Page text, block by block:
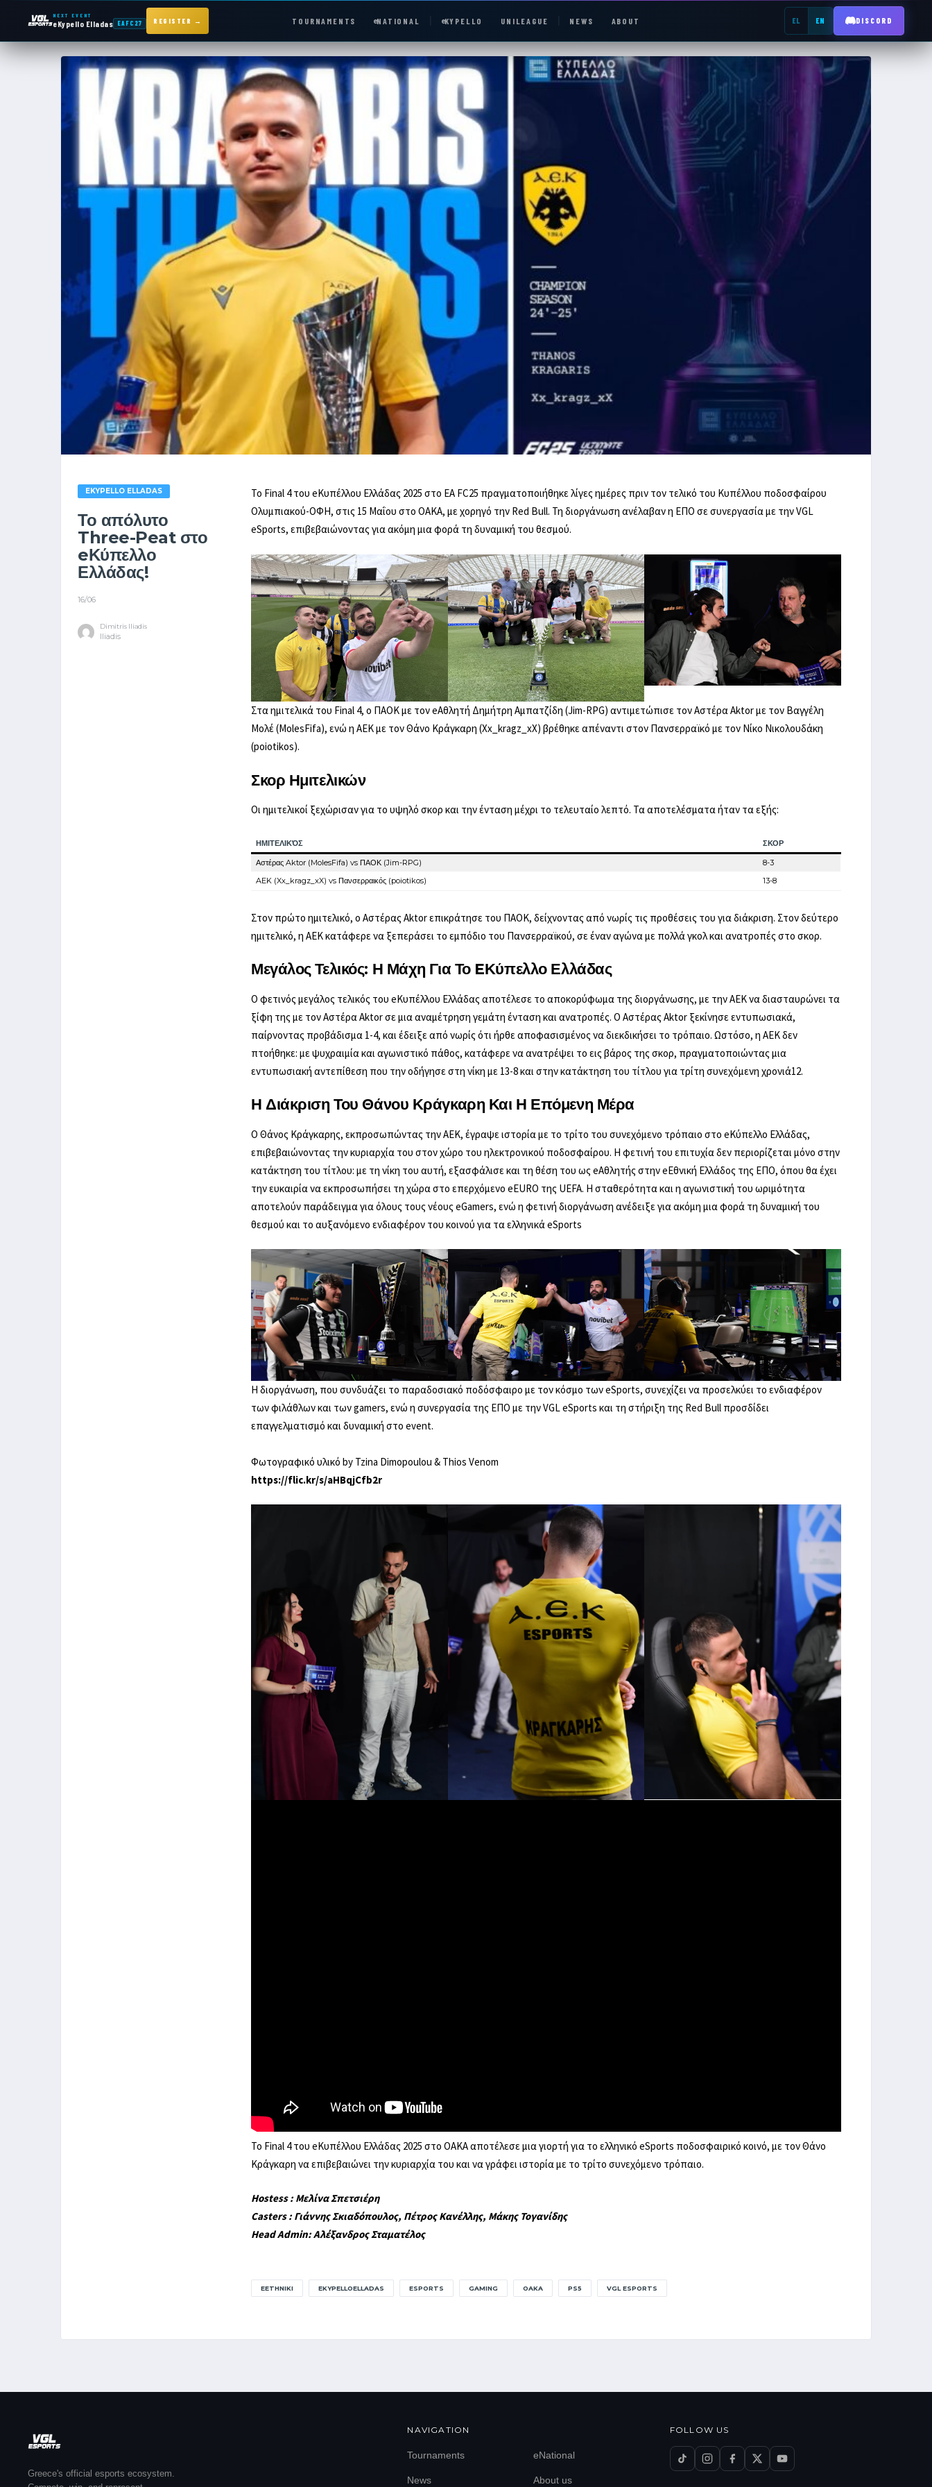
NEXT EVENT
eKypello Elladas EAFC27 REGISTER → TOURNAMENTS eNATIONAL eKYPELLO UNILEAGUE NEWS ABOUT EL EN DISCORD
NEXT EVENT — REGISTER NOW
eKypello Elladas REGISTER →
TOURNAMENTS
KYPELLO UNILEAGUE
JOIN OUR DISCORD
EKYPELLO ELLADAS
Το απόλυτο
Three-Peat στο
eΚύπελλο
Ελλάδας!
16/06
Dimitris Iliadis
Iliadis
Το Final 4 του eΚυπέλλου Ελλάδας 2025 στο EA FC25 πραγματοποιήθηκε λίγες ημέρες πριν τον τελικό του Κυπέλλου ποδοσφαίρου
Ολυμπιακού-ΟΦΗ, στις 15 Μαΐου στο ΟΑΚΑ, με χορηγό την Red Bull. Τη διοργάνωση ανέλαβαν η ΕΠΟ σε συνεργασία με την VGL
eSports, επιβεβαιώνοντας για ακόμη μια φορά τη δυναμική του θεσμού.
Στα ημιτελικά του Final 4, ο ΠΑΟΚ με τον eΑθλητή Δημήτρη Αμπατζίδη (Jim-RPG) αντιμετώπισε τον Αστέρα Aktor με τον Βαγγέλη
Μολέ (MolesFifa), ενώ η ΑΕΚ με τον Θάνο Κράγκαρη (Xx_kragz_xX) βρέθηκε απέναντι στον Πανσερραϊκό με τον Νίκο Νικολουδάκη
(poiotikos).
Σκορ Ημιτελικών
Οι ημιτελικοί ξεχώρισαν για το υψηλό σκορ και την ένταση μέχρι το τελευταίο λεπτό. Τα αποτελέσματα ήταν τα εξής:
ΗΜΙΤΕΛΙΚΌΣ
ΣΚΟΡ
Αστέρας Aktor (MolesFifa) vs ΠΑΟΚ (Jim-RPG)
8-3
AEK (Xx_kragz_xX) vs Πανσερραικός (poiotikos)
13-8
Στον πρώτο ημιτελικό, ο Αστέρας Aktor επικράτησε του ΠΑΟΚ, δείχνοντας από νωρίς τις προθέσεις του για διάκριση. Στον δεύτερο
ημιτελικό, η AEK κατάφερε να ξεπεράσει το εμπόδιο του Πανσερραϊκού, σε έναν αγώνα με πολλά γκολ και ανατροπές στο σκορ.
Μεγάλος Τελικός: Η Μάχη Για Το EΚύπελλο Ελλάδας
Ο φετινός μεγάλος τελικός του eΚυπέλλου Ελλάδας αποτέλεσε το αποκορύφωμα της διοργάνωσης, με την ΑΕΚ να διασταυρώνει τα
ξίφη της με τον Αστέρα Aktor σε μια αναμέτρηση γεμάτη ένταση και ανατροπές. Ο Αστέρας Aktor ξεκίνησε εντυπωσιακά,
παίρνοντας προβάδισμα 1-4, και έδειξε από νωρίς ότι ήρθε αποφασισμένος να διεκδικήσει το τρόπαιο. Ωστόσο, η ΑΕΚ δεν
πτοήθηκε: με ψυχραιμία και αγωνιστικό πάθος, κατάφερε να ανατρέψει το εις βάρος της σκορ, πραγματοποιώντας μια
εντυπωσιακή αντεπίθεση που την οδήγησε στη νίκη με 13-8 και στην κατάκτηση του τίτλου για τρίτη συνεχόμενη χρονιά12.
Η Διάκριση Του Θάνου Κράγκαρη Και Η Επόμενη Μέρα
Ο Θάνος Κράγκαρης, εκπροσωπώντας την ΑΕΚ, έγραψε ιστορία με το τρίτο του συνεχόμενο τρόπαιο στο eΚύπελλο Ελλάδας,
επιβεβαιώνοντας την κυριαρχία του στον χώρο του ηλεκτρονικού ποδοσφαίρου. Η φετινή του επιτυχία δεν περιορίζεται μόνο στην
κατάκτηση του τίτλου: με τη νίκη του αυτή, εξασφάλισε και τη θέση του ως eΑθλητής στην eΕθνική Ελλάδος της ΕΠΟ, όπου θα έχει
την ευκαιρία να εκπροσωπήσει τη χώρα στο επερχόμενο eEURO της UEFA. Η σταθερότητα και η αγωνιστική του ωριμότητα
αποτελούν παράδειγμα για όλους τους νέους eGamers, ενώ η φετινή διοργάνωση ανέδειξε για ακόμη μια φορά τη δυναμική του
θεσμού και το αυξανόμενο ενδιαφέρον του κοινού για τα ελληνικά eSports
Η διοργάνωση, που συνδυάζει το παραδοσιακό ποδόσφαιρο με τον κόσμο των eSports, συνεχίζει να προσελκύει το ενδιαφέρον
των φιλάθλων και των gamers, ενώ η συνεργασία της ΕΠΟ με την VGL eSports και τη στήριξη της Red Bull προσδίδει
επαγγελματισμό και δυναμική στο event.
Φωτογραφικό υλικό by Tzina Dimopoulou & Thios Venom
https://flic.kr/s/aHBqjCfb2r
Το Final 4 του eΚυπέλλου Ελλάδας 2025 στο ΟΑΚΑ αποτέλεσε μια γιορτή για το ελληνικό eSports ποδοσφαιρικό κοινό, με τον Θάνο
Κράγκαρη να επιβεβαιώνει την κυριαρχία του και να γράφει ιστορία με το τρίτο συνεχόμενο τρόπαιο.
Hostess : Μελίνα Σπετσιέρη
Casters : Γιάννης Σκιαδόπουλος, Πέτρος Κανέλλης, Μάκης Τογανίδης
Head Admin: Αλέξανδρος Σταματέλος
EETHNIKI EKYPELLOELLADAS ESPORTS GAMING OAKA PS5 VGL ESPORTS
Greece's official esports ecosystem.
NAVIGATION
Tournaments eNational
News About us
FOLLOW US